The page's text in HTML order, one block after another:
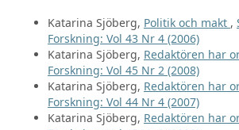
Katarina Sjöberg, Politik och makt ,
Forskning: Vol 43 Nr 4 (2006)
Katarina Sjöberg, Redaktören har
Forskning: Vol 45 Nr 2 (2008)
Katarina Sjöberg, Redaktören har
Forskning: Vol 44 Nr 4 (2007)
Katarina Sjöberg, Redaktören har